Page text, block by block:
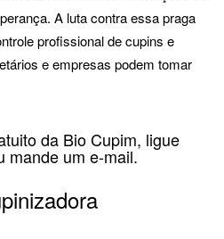
A luta contra essa praga
profissional de cupins e
e empresas podem tomar
da Bio Cupim, ligue
mande um e-mail.